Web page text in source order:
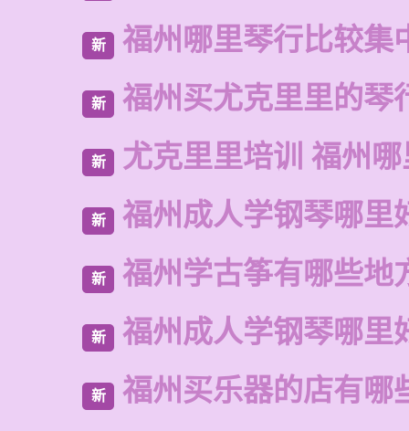
新 福州哪里琴行比较集
新 福州买尤克里里的琴
新 尤克里里培训 福州
新 福州成人学钢琴哪里
新 福州学古筝有哪些地
新 福州成人学钢琴哪里
新 福州买乐器的店有哪